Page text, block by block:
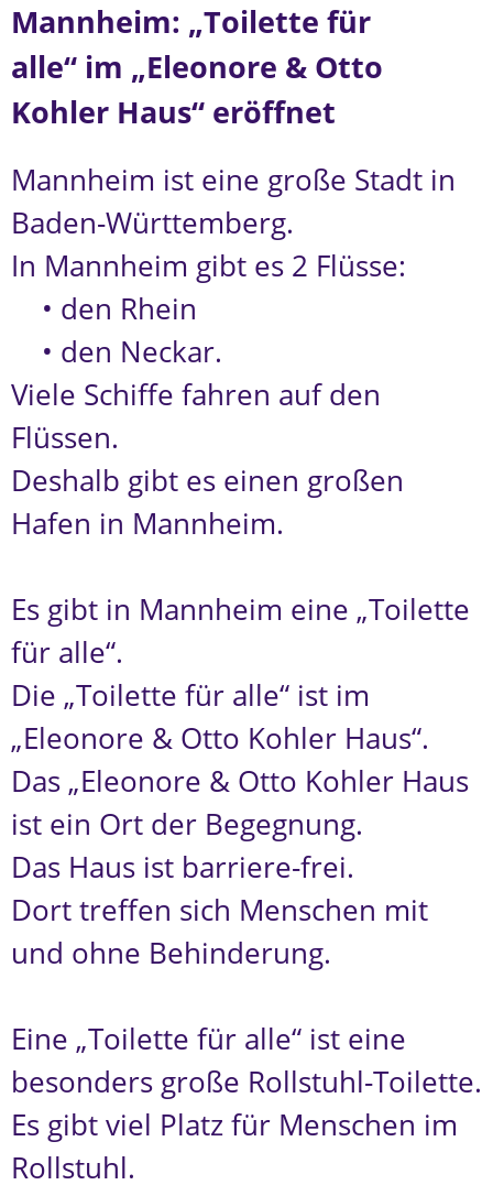
Mannheim: „Toilette für
alle“ im „Eleonore & Otto
Kohler Haus“ eröffnet
Mannheim ist eine große Stadt in
Baden-Württemberg.
In Mannheim gibt es 2 Flüsse:
• den Rhein
• den Neckar.
Viele Schiffe fahren auf den
Flüssen.
Deshalb gibt es einen großen
Hafen in Mannheim.
Es gibt in Mannheim eine „Toilette
für alle“.
Die „Toilette für alle“ ist im
„Eleonore & Otto Kohler Haus“.
Das „Eleonore & Otto Kohler Haus
ist ein Ort der Begegnung.
Das Haus ist barriere-frei.
Dort treffen sich Menschen mit
und ohne Behinderung.
Eine „Toilette für alle“ ist eine
besonders große Rollstuhl-Toilette.
Es gibt viel Platz für Menschen im
Rollstuhl.